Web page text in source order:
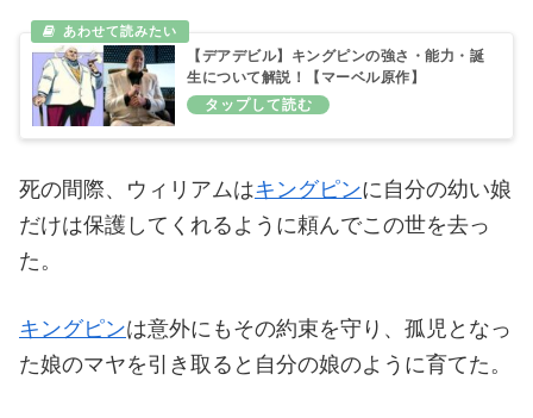
【デアデビル】キングピンの強さ・能力・誕
生について解説！【マーベル原作】
死の間際、ウィリアムはキングピンに自分の幼い娘
だけは保護してくれるように頼んでこの世を去っ
た。
キングピンは意外にもその約束を守り、孤児となっ
た娘のマヤを引き取ると自分の娘のように育てた。